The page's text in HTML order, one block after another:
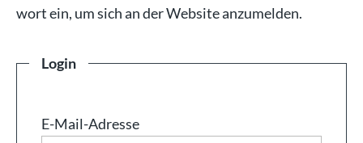
wort ein, um sich an der Web­site an­zu­mel­den.
Login
E-Mail-Adresse